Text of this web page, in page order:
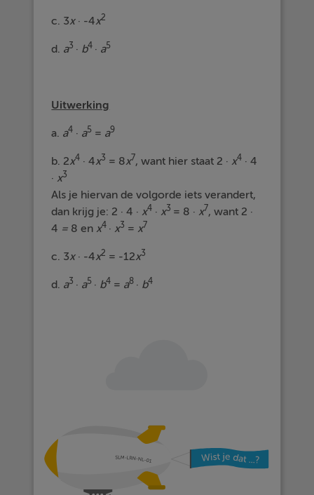
c. 3x · -4x2
d. a3 · b4 · a5
Uitwerking
a. a4 · a5 = a9
b. 2x4 · 4x3 = 8x7, want hier staat 2 · x4 · 4
· x3
Als je hiervan de volgorde iets verandert,
dan krijg je: 2 · 4 · x4 · x3 = 8 · x7, want 2 ·
4 = 8 en x4 · x3 = x7
c. 3x · -4x2 = -12x3
d. a3 · a5 · b4 = a8 · b4